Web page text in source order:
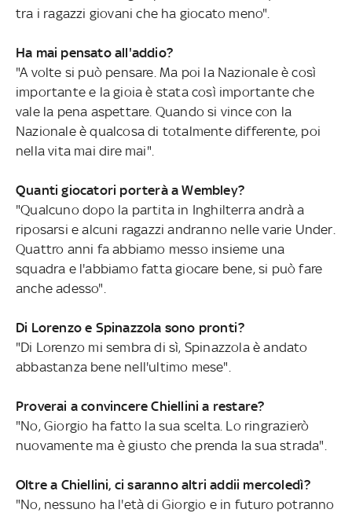
tra i ragazzi giovani che ha giocato meno".
Ha mai pensato all'addio?
"A volte si può pensare. Ma poi la Nazionale è così
importante e la gioia è stata così importante che
vale la pena aspettare. Quando si vince con la
Nazionale è qualcosa di totalmente differente, poi
nella vita mai dire mai".
Quanti giocatori porterà a Wembley?
"Qualcuno dopo la partita in Inghilterra andrà a
riposarsi e alcuni ragazzi andranno nelle varie Under.
Quattro anni fa abbiamo messo insieme una
squadra e l'abbiamo fatta giocare bene, si può fare
anche adesso".
Di Lorenzo e Spinazzola sono pronti?
"Di Lorenzo mi sembra di sì, Spinazzola è andato
abbastanza bene nell'ultimo mese".
Proverai a convincere Chiellini a restare?
"No, Giorgio ha fatto la sua scelta. Lo ringrazierò
nuovamente ma è giusto che prenda la sua strada".
Oltre a Chiellini, ci saranno altri addii mercoledì?
"No, nessuno ha l'età di Giorgio e in futuro potranno